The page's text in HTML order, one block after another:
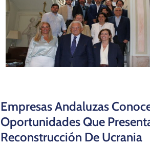
Empresas Andaluzas
Oportunidades Que
Reconstrucción De Ucrania